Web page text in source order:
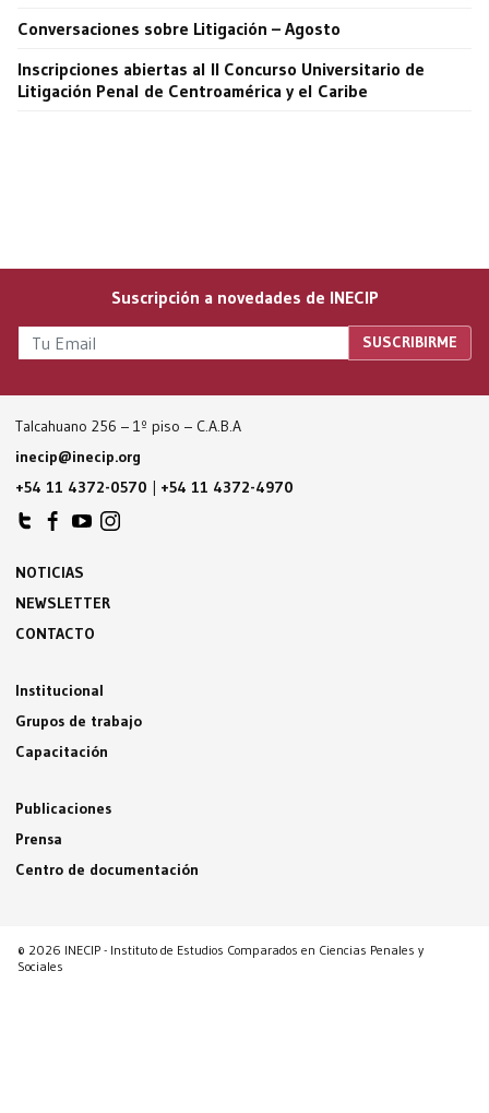
Conversaciones sobre Litigación – Agosto
Inscripciones abiertas al II Concurso Universitario de
Litigación Penal de Centroamérica y el Caribe
Suscripción a novedades de INECIP
Talcahuano 256 – 1º piso – C.A.B.A
inecip@inecip.org
+54 11 4372-0570 | +54 11 4372-4970
NOTICIAS
NEWSLETTER
CONTACTO
Institucional
Grupos de trabajo
Capacitación
Publicaciones
Prensa
Centro de documentación
© 2026 INECIP - Instituto de Estudios Comparados en Ciencias Penales y
Sociales